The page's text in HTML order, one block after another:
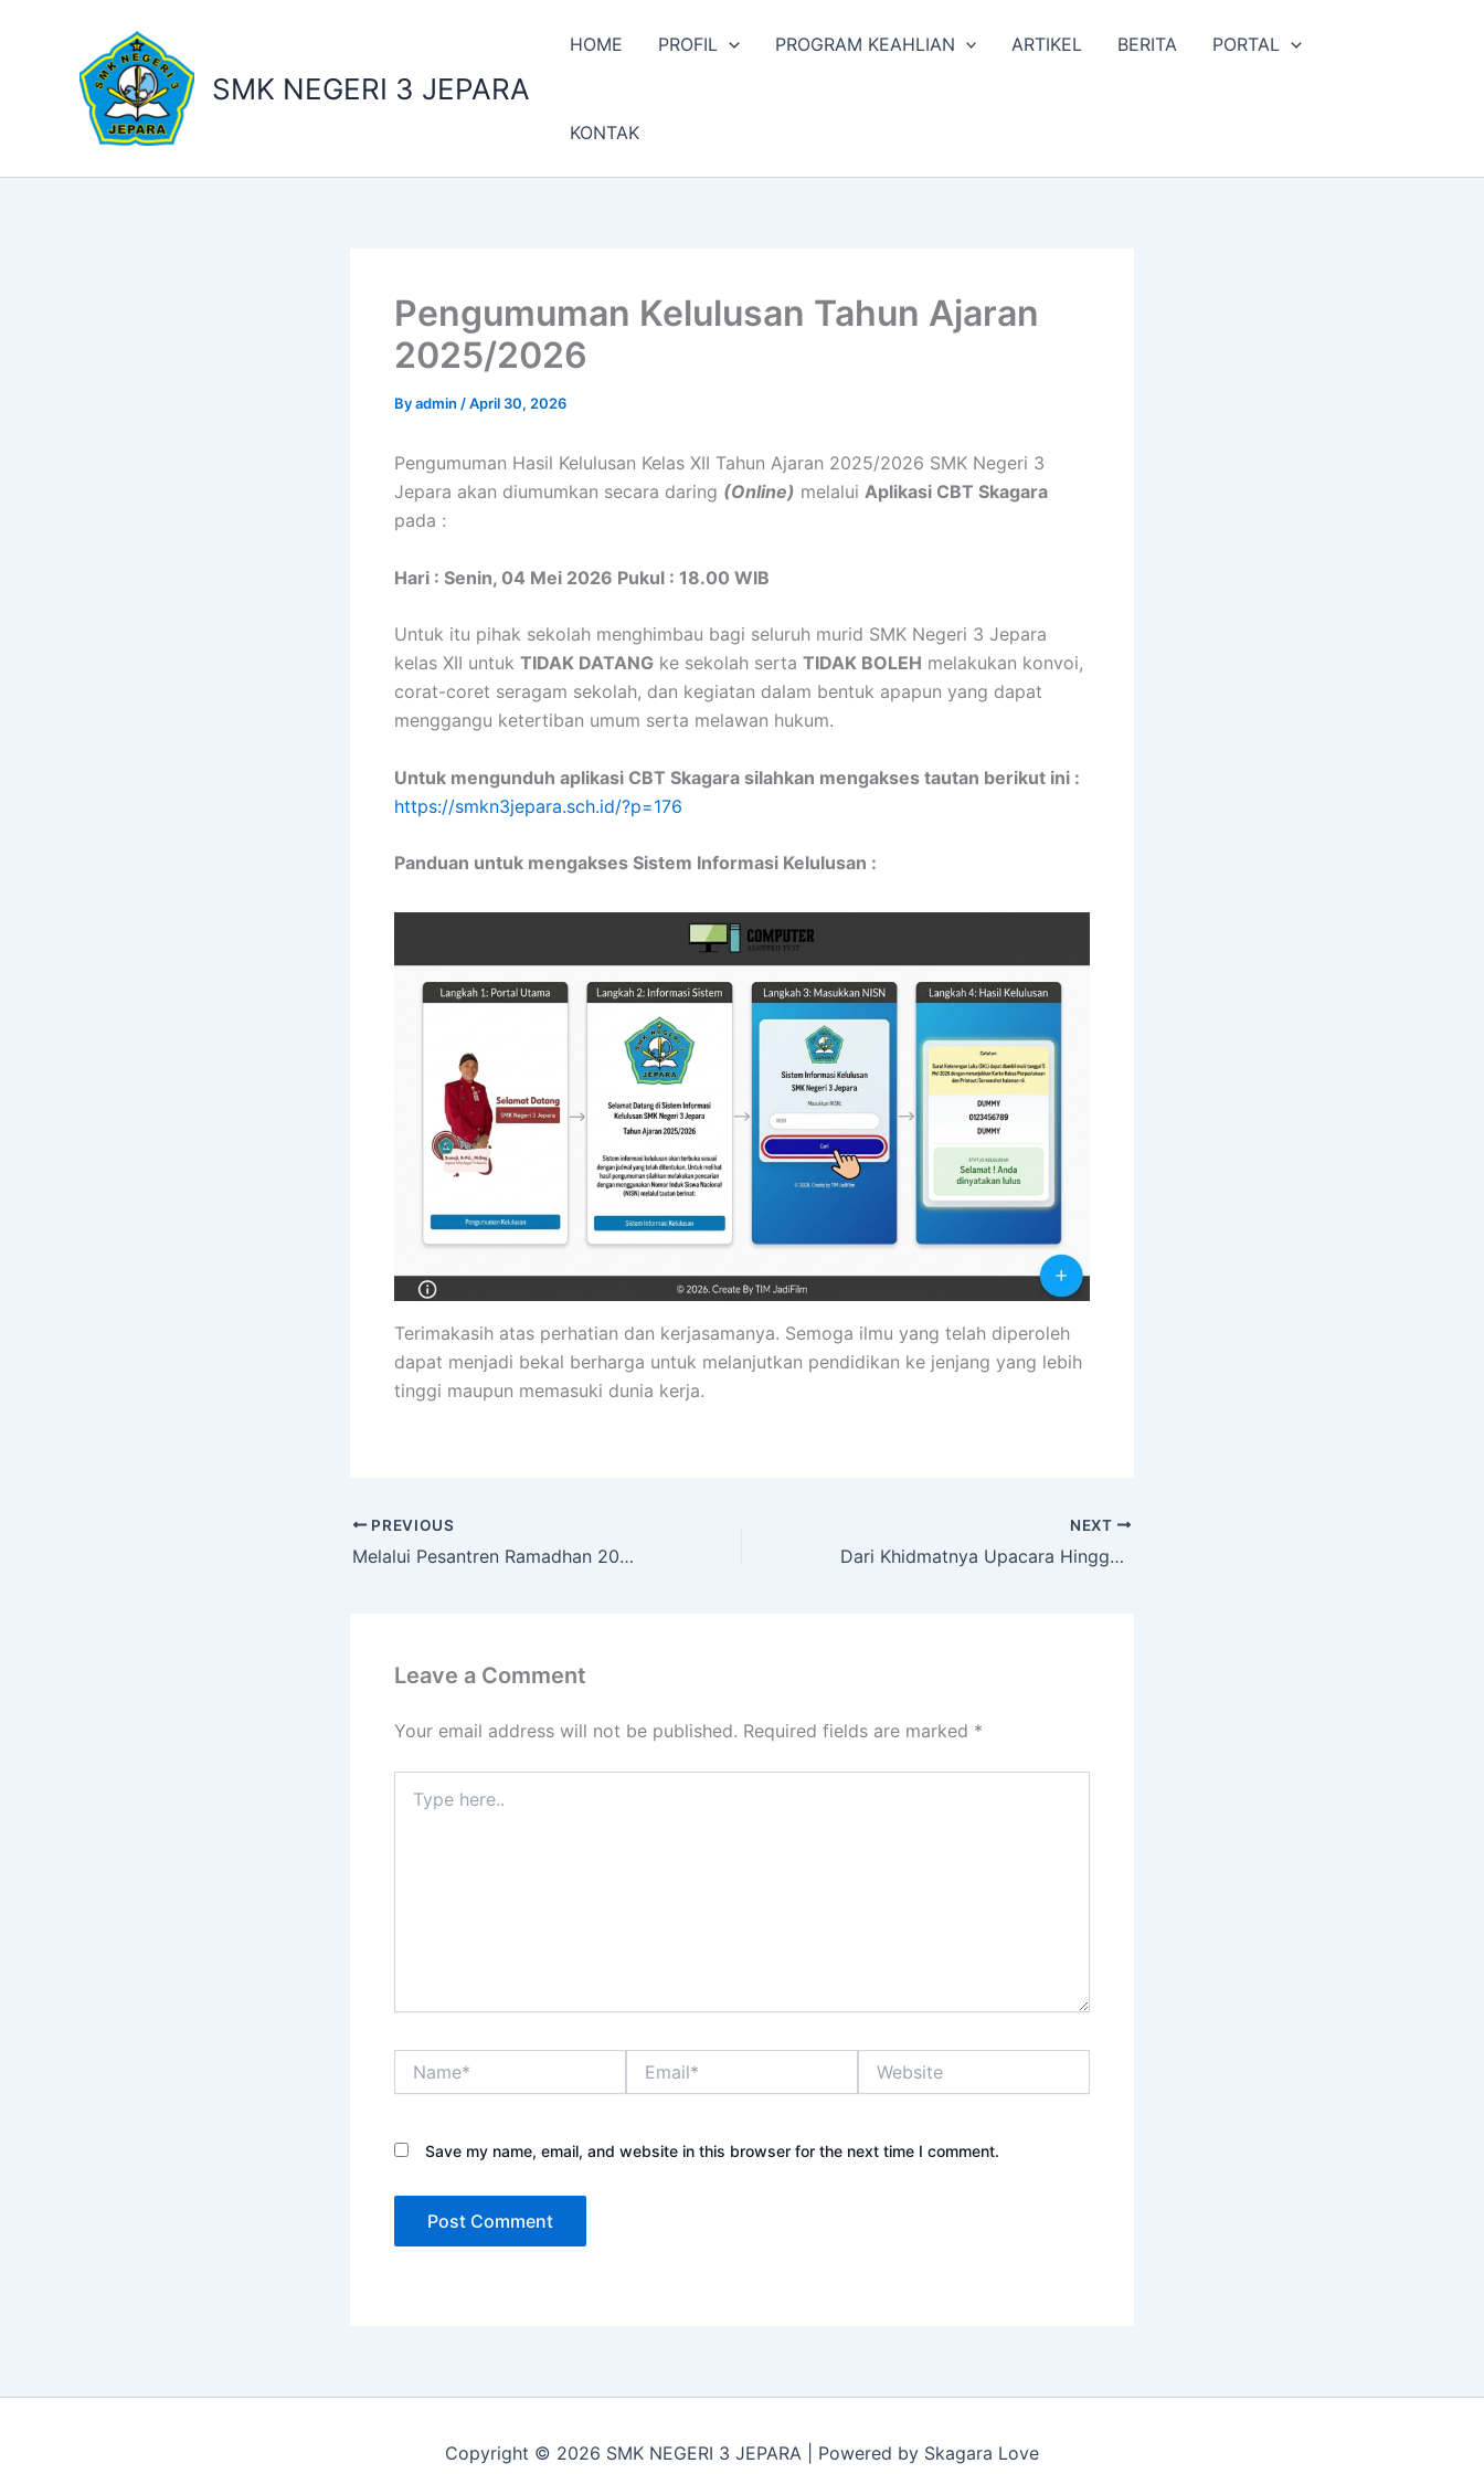
SMK NEGERI 3 JEPARA
HOME PROFIL PROGRAM KEAHLIAN ARTIKEL BERITA PORTAL
KONTAK
Pengumuman Kelulusan Tahun Ajaran
2025/2026
Byadmin /April 30, 2026
Pengumuman Hasil Kelulusan Kelas XII Tahun Ajaran 2025/2026 SMK Negeri 3
Jepara akan diumumkan secara daring (Online) melalui Aplikasi CBT Skagara
pada :
Hari : Senin, 04 Mei 2026 Pukul : 18.00 WIB
Untuk itu pihak sekolah menghimbau bagi seluruh murid SMK Negeri 3 Jepara
kelas XII untuk TIDAK DATANG ke sekolah serta TIDAK BOLEH melakukan konvoi,
corat-coret seragam sekolah, dan kegiatan dalam bentuk apapun yang dapat
menggangu ketertiban umum serta melawan hukum.
Untuk mengunduh aplikasi CBT Skagara silahkan mengakses tautan berikut ini :
https://smkn3jepara.sch.id/?p=176
Panduan untuk mengakses Sistem Informasi Kelulusan :
Terimakasih atas perhatian dan kerjasamanya. Semoga ilmu yang telah diperoleh
dapat menjadi bekal berharga untuk melanjutkan pendidikan ke jenjang yang lebih
tinggi maupun memasuki dunia kerja.
PREVIOUS
Melalui Pesantren Ramadhan 2026, SMK Negeri 3 Tanamkan Disiplin Ibadah, Perkuat Iman dan Akhlak siswa
NEXT
Dari Khidmatnya Upacara Hingga Selebrasi Piala POR XII di SMKN 3 Jepara
Leave a Comment
Your email address will not be published. Required fields are marked *
here..
Save my name, email, and website in this browser for the next time I comment.
Copyright © 2026 SMK NEGERI 3 JEPARA | Powered by Skagara Love